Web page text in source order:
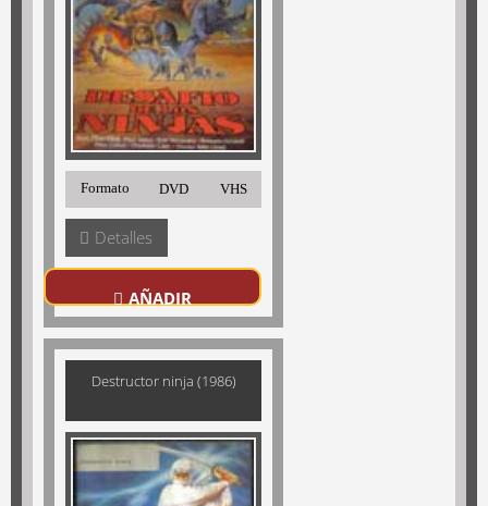
Formato DVD VHS
Detalles
AÑADIR
Destructor ninja (1986)